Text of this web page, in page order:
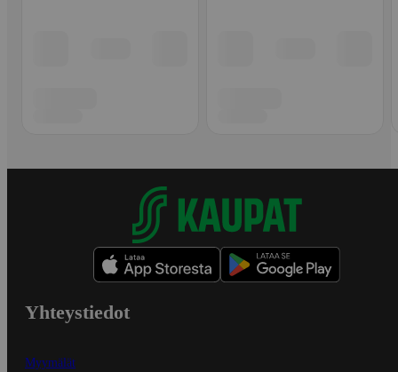
Yhteystiedot
Myymälät